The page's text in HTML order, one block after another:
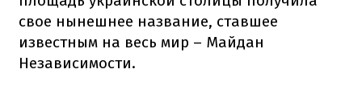
свое нынешнее название, ставшее
известным на весь мир – Майдан
Независимости.